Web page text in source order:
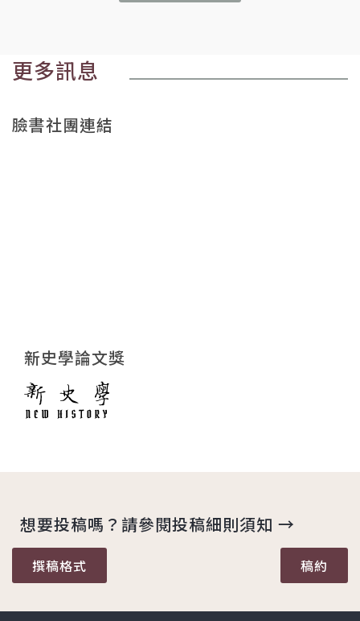
更多訊息
臉書社團連結
新史學論文獎
想要投稿嗎？請參閱投稿細則須知 →
撰稿格式 稿約